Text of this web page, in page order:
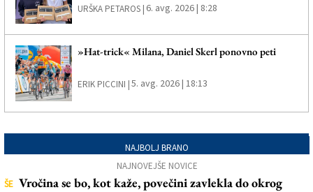
URŠKA PETAROS | 6. avg. 2026 | 8:28
»Hat-trick« Milana, Daniel Skerl ponovno peti
ERIK PICCINI |5. avg. 2026 | 18:13
NAJBOLJ BRANO
NAJNOVEJŠE NOVICE
ŠE Vročina se bo, kot kaže, povečini zavlekla do okrog